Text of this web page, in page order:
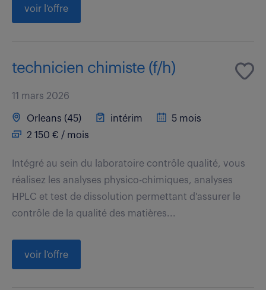
voir l'offre
technicien chimiste (f/h)
11 mars 2026
Orleans (45) intérim
5 mois
2 150 € / mois
Intégré au sein du laboratoire contrôle qualité, vous
réalisez les analyses physico-chimiques, analyses
HPLC et test de dissolution permettant d'assurer le
contrôle de la qualité des matières...
voir l'offre